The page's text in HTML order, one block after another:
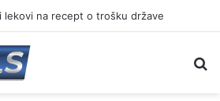
lekovi na recept o trošku države